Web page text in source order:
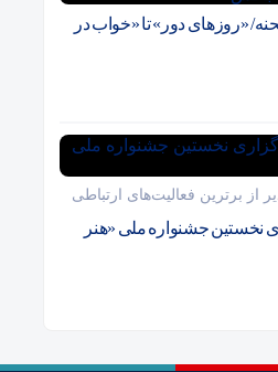
«روزهای دور» تا «خواب در
از برترین فعالیت‌های ارتباطی
نخستین جشنواره ملی «هنر